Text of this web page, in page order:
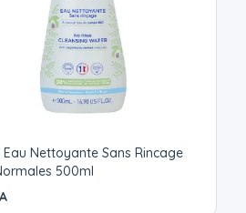
Eau Nettoyante Sans Rincage
500ml